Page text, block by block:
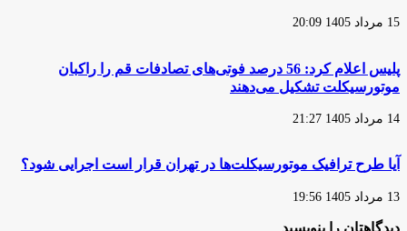
15 مرداد 1405 20:09
پلیس اعلام کرد: 56 درصد فوتی‌های تصادفات قم را راکبان
موتورسیکلت تشکیل می‌دهند
14 مرداد 1405 21:27
آیا طرح ترافیک موتورسیکلت‌ها در تهران قرار است اجرایی شود؟
13 مرداد 1405 19:56